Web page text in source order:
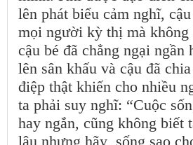
lên phát biểu cảm nghĩ,
mọi người kỳ thị mà không
cậu bé đã chẳng ngại ngần
lên sân khấu và cậu đã
điệp thật khiến cho nhiều
ta phải suy nghĩ: “Cuộc
hay ngắn, cũng không biết
lâu nhưng hãy sống sao